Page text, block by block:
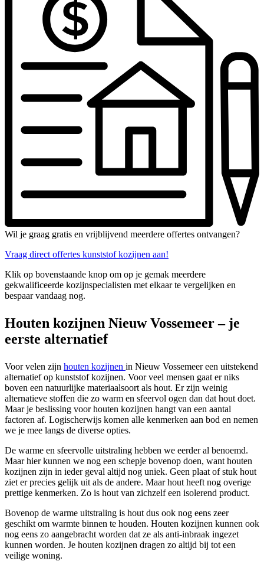
Wil je graag gratis en vrijblijvend meerdere offertes ontvangen?
Vraag direct offertes kunststof kozijnen aan!
Klik op bovenstaande knop om op je gemak meerdere
gekwalificeerde kozijnspecialisten met elkaar te vergelijken en
bespaar vandaag nog.
Houten kozijnen Nieuw Vossemeer – je
eerste alternatief
Voor velen zijn houten kozijnen in Nieuw Vossemeer een uitstekend
alternatief op kunststof kozijnen. Voor veel mensen gaat er niks
boven een natuurlijke materiaalsoort als hout. Er zijn weinig
alternatieve stoffen die zo warm en sfeervol ogen dan dat hout doet.
Maar je beslissing voor houten kozijnen hangt van een aantal
factoren af. Logischerwijs komen alle kenmerken aan bod en nemen
we je mee langs de diverse opties.
De warme en sfeervolle uitstraling hebben we eerder al benoemd.
Maar hier kunnen we nog een schepje bovenop doen, want houten
kozijnen zijn in ieder geval altijd nog uniek. Geen plaat of stuk hout
ziet er precies gelijk uit als de andere. Maar hout heeft nog overige
prettige kenmerken. Zo is hout van zichzelf een isolerend product.
Bovenop de warme uitstraling is hout dus ook nog eens zeer
geschikt om warmte binnen te houden. Houten kozijnen kunnen ook
nog eens zo aangebracht worden dat ze als anti-inbraak ingezet
kunnen worden. Je houten kozijnen dragen zo altijd bij tot een
veilige woning.